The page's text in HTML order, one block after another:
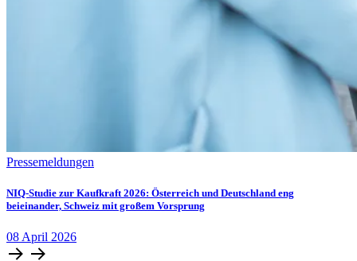
Pressemeldungen
NIQ-Studie zur Kaufkraft 2026: Österreich und Deutschland eng
beieinander, Schweiz mit großem Vorsprung
08 April 2026